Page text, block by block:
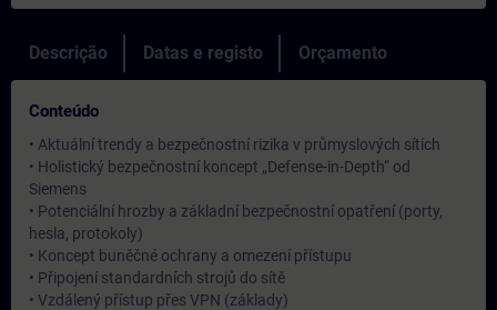
Descrição Datas e registo Orçamento
Conteúdo
• Aktuální trendy a bezpečnostní rizika v průmyslových sítích
• Holistický bezpečnostní koncept „Defense-in-Depth“ od
Siemens
• Potenciální hrozby a základní bezpečnostní opatření (porty,
hesla, protokoly)
• Koncept buněčné ochrany a omezení přístupu
• Připojení standardních strojů do sítě
• Vzdálený přístup přes VPN (základy)